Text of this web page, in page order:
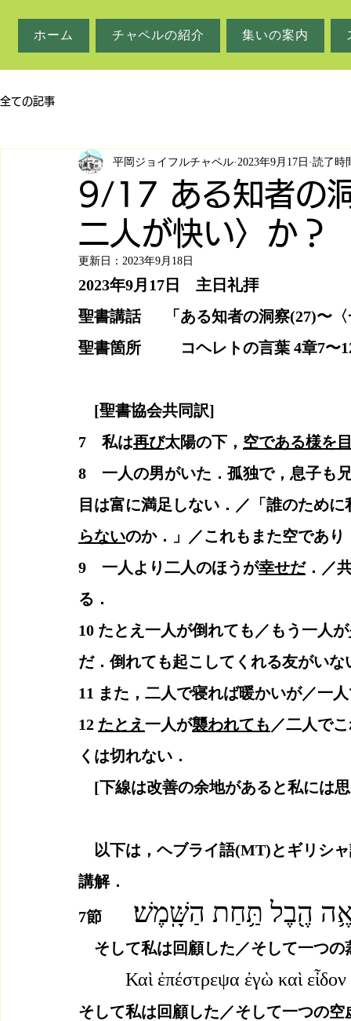
ホーム チャペルの紹介 集いの案内
全ての記事
9/17 ある知者の
二人が快い〉か？
平岡ジョイフルチャペル 2023年9月17日 読了時
更新日： 2023年9月18日
2023年9月17日　主日礼拝
聖書講話　  「ある知者の洞察(27)〜
聖書箇所　　  コヘレトの言葉 4章7〜
[聖書協会共同訳]
7　私は再び太陽の下， 空である様を
8　一人の男がいた．孤独で，息子も
目は富に満足しない．／「誰のため
らないのか．」／これもまた空であり
9　一人より二人のほうが幸せだ．／
る．
10 たとえ一人が倒れても／もう一人が
だ．倒れても起こしてくれる友がい
11 また，二人で寝れば暖かいが／一
12 たとえ 一人が襲われても ／二人で
くは切れない．
[下線は改善の余地があると私には
以下は，ヘブライ語(MT)とギリシ
講解．
7節 הֶ֖בֶל תַּ֥חַת הַשָּֽׁמֶשׁ׃
そして私は回顧した／そして一つの
Καὶ ἐπέστρεψα ἐγὼ καὶ
そして私は回顧した／そして一つの